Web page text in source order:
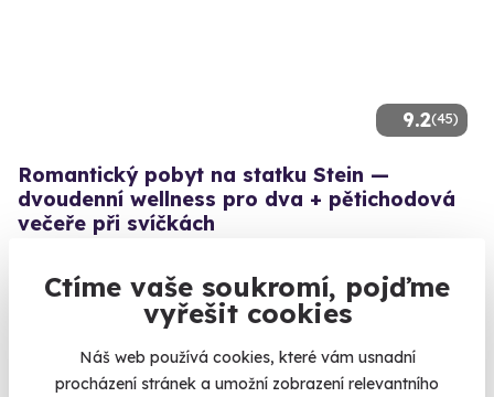
Ctíme vaše soukromí, pojďme
vyřešit cookies
Náš web používá cookies, které vám usnadní
procházení stránek a umožní zobrazení relevantního
9.2(45)
Romantický pobyt na statku Stein —
dvoudenní wellness pro dva + pětichodová
večeře při svíčkách
Cheb
9 190 Kč